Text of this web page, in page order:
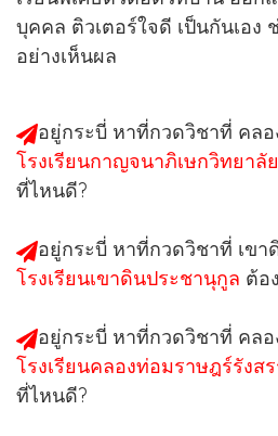
บุคคล ติวเตอร์ใจดี เป็นกันเอง
อย่างเห็นผล
อยู่กระบี่ หาที่กวดวิชาที่ คล
โรงเรียนกาญจนาภิเษกวิทยาลั
ที่ไหนดี?
อยู่กระบี่ หาที่กวดวิชาที่ เขา
โรงเรียนเขาดินประชานุกูล ต้อ
อยู่กระบี่ หาที่กวดวิชาที่ คล
โรงเรียนคลองท่อมราษฎร์รังส
ที่ไหนดี?